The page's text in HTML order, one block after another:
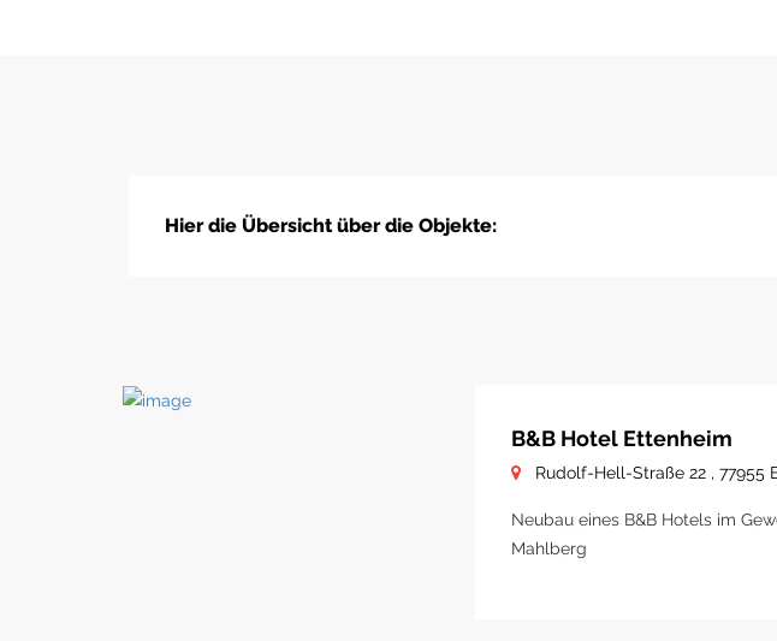
Hier die Übersicht über die Objekte:
B&B Hotel Ettenheim
Rudolf-Hell-Straße 22 , 77955
Neubau eines B&B Hotels im
Mahlberg